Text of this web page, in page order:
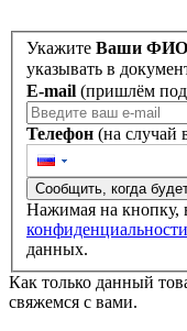
Укажите Ваши ФИО
указывать в
E-mail (пришлём
Телефон (на случай
Сообщить, когда
Нажимая на кнопку,
конфиденциальности
данных.
Как только данный
свяжемся с вами.